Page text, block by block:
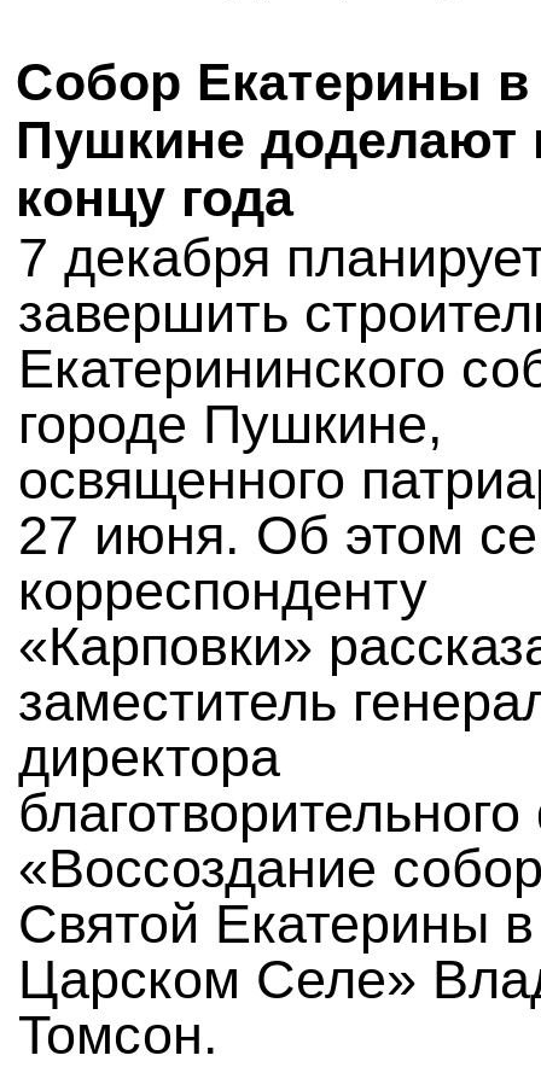
Собор Екатерины в
Пушкине доделают
концу года
7 декабря
завершить
Екатерининского
городе Пушкине,
освященного
27 июня. Об этом
корреспонденту
«Карповки»
заместитель
директора
«Воссоздание
Святой Екатерины в
Царском Селе»
Томсон.